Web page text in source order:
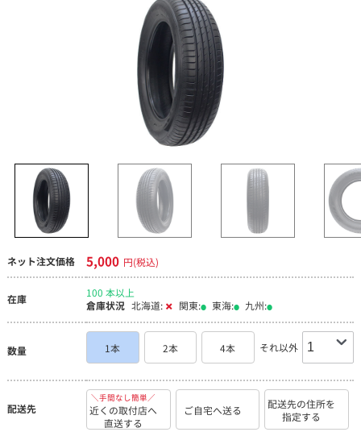
ネット注文価格 5,000 円(税込)
在庫
100 本以上
倉庫状況 北海道: 関東: 東海: 九州:
数量 1本 2本 4本 それ以外
配送先
＼手間なし簡単／
近くの取付店へ
直送する
ご自宅へ送る
配送先の住所を
指定する